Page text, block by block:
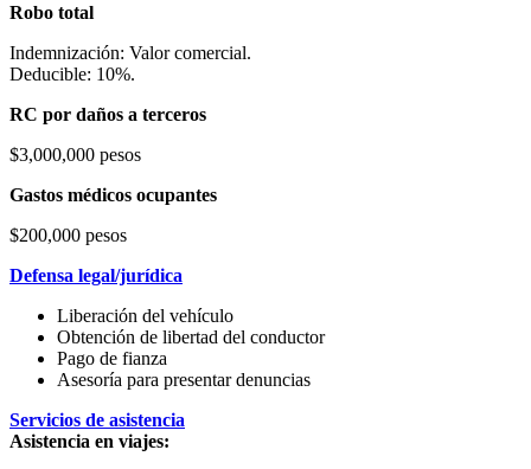
Robo total
Indemnización: Valor comercial.
Deducible: 10%.
RC por daños a terceros
$3,000,000 pesos
Gastos médicos ocupantes
$200,000 pesos
Defensa legal/jurídica
Liberación del vehículo
Obtención de libertad del conductor
Pago de fianza
Asesoría para presentar denuncias
Servicios de asistencia
Asistencia en viajes: